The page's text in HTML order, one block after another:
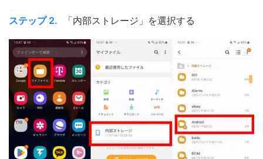
ステップ 2. 「内部ストレージ」を選択する